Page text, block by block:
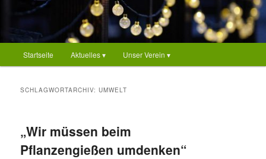
Startseite Aktuelles ▾ Unser Verein ▾
SCHLAGWORTARCHIV:UMWELT
„Wir müssen beim
Pflanzengießen umdenken“